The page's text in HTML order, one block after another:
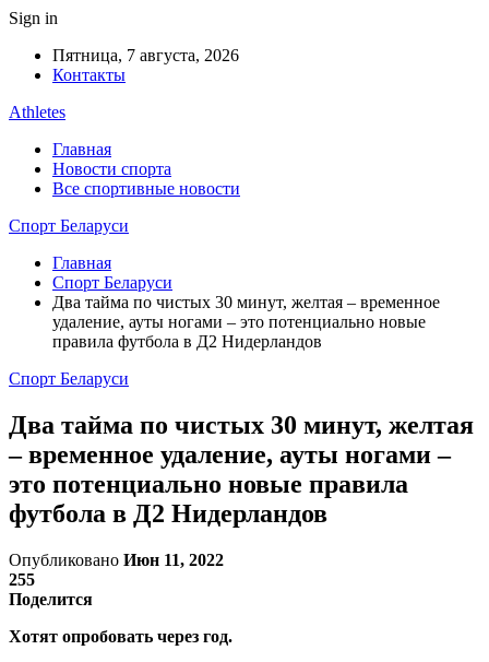
Sign in
Пятница, 7 августа, 2026
Контакты
Athletes
Главная
Новости спорта
Все спортивные новости
Спорт Беларуси
Главная
Спорт Беларуси
Два тайма по чистых 30 минут, желтая – временное
удаление, ауты ногами – это потенциально новые
правила футбола в Д2 Нидерландов
Спорт Беларуси
Два тайма по чистых 30 минут, желтая
– временное удаление, ауты ногами –
это потенциально новые правила
футбола в Д2 Нидерландов
Опубликовано Июн 11, 2022
255
Поделится
Хотят опробовать через год.